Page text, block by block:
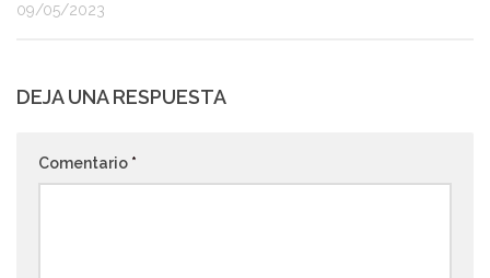
09/05/2023
DEJA UNA RESPUESTA
Comentario *